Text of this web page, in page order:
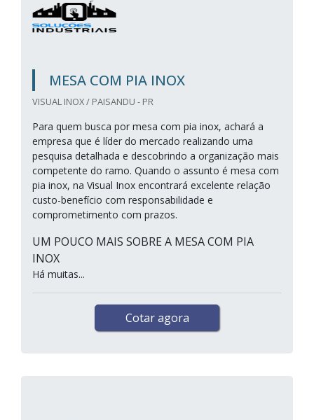
MESA COM PIA INOX
VISUAL INOX / PAISANDU - PR
Para quem busca por mesa com pia inox, achará a
empresa que é líder do mercado realizando uma
pesquisa detalhada e descobrindo a organização mais
competente do ramo. Quando o assunto é mesa com
pia inox, na Visual Inox encontrará excelente relação
custo-benefício com responsabilidade e
comprometimento com prazos.
UM POUCO MAIS SOBRE A MESA COM PIA
INOX
Há muitas...
Cotar agora